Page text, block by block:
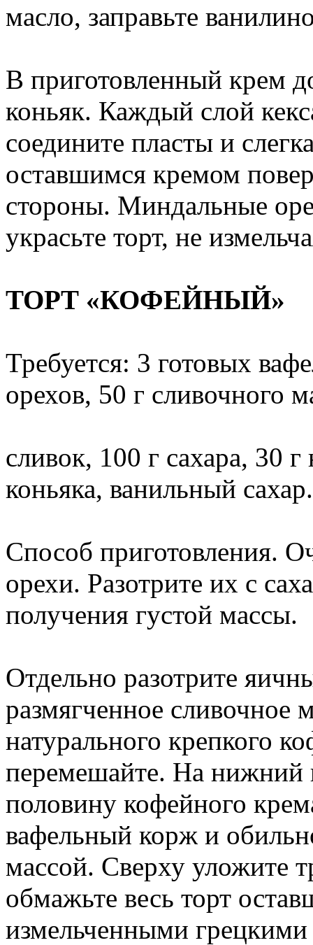
масло, заправьте
В приготовленный крем
коньяк. Каждый слой
соедините пласты и
оставшимся кремом
стороны. Миндальные
украсьте торт, не
ТОРТ «КОФЕЙНЫЙ»
Требуется: 3 готовых
орехов, 50 г сливочного
сливок, 100 г сахара, 30
коньяка, ванильный сахар.
Способ приготовления.
орехи. Разотрите их с
получения густой массы.
Отдельно разотрите
размягченное сливочное
натурального крепкого
перемешайте. На
половину кофейного
вафельный корж и
массой. Сверху уложите
обмажьте весь торт
измельченными